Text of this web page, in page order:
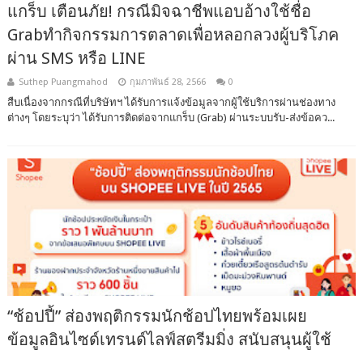
แกร็บ เตือนภัย! กรณีมิจฉาชีพแอบอ้างใช้ชื่อ
Grabทำกิจกรรมการตลาดเพื่อหลอกลวงผู้บริโภค
ผ่าน SMS หรือ LINE
Suthep Puangmahod กุมภาพันธ์ 28, 2566 0
สืบเนื่องจากกรณีที่บริษัทฯ ได้รับการแจ้งข้อมูลจากผู้ใช้บริการผ่านช่องทาง
ต่างๆ โดยระบุว่า ได้รับการติดต่อจากแกร็บ (Grab) ผ่านระบบรับ-ส่งข้อคว...
“ช้อปปี้” ส่องพฤติกรรมนักช้อปไทยพร้อมเผย
ข้อมูลอินไซด์เทรนด์ไลฟ์สตรีมมิ่ง สนับสนุนผู้ใช้